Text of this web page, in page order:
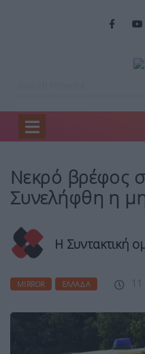
Home
Νεκρό βρέφος
Συνελήφθη η
Η Συντακτική
MIRROR ΕΛΛΆΔΑ